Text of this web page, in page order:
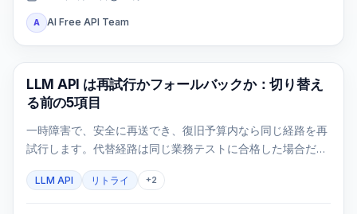
A AI Free API Team
API ガイド
LLM API は再試行かフォールバックか：切り替え
る前の5項目
一時障害で、安全に再送でき、復旧予算内なら同じ経路を再
試行します。代替経路は同じ業務テストに合格した場合だけ
LLM API リトライ +2